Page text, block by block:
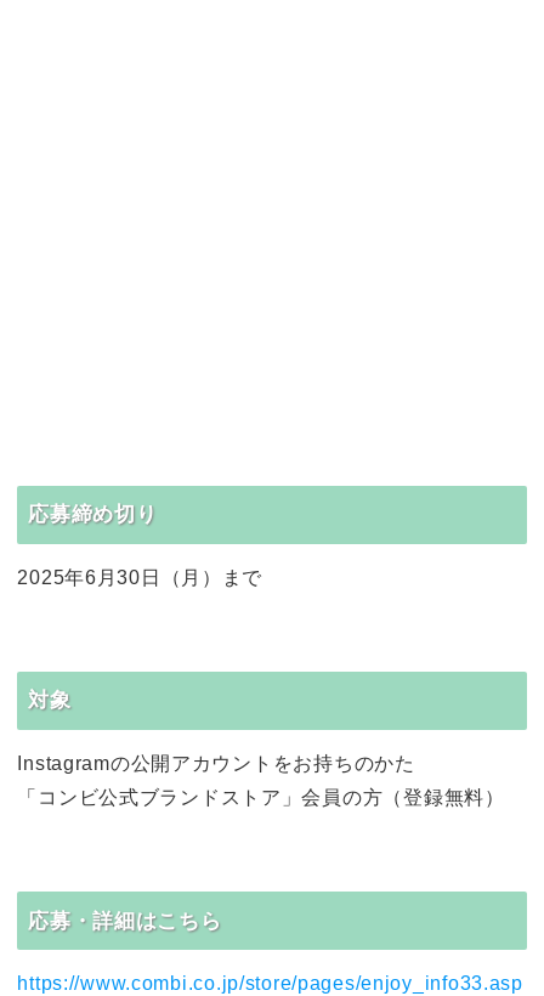
応募締め切り
2025年6月30日（月）まで
対象
Instagramの公開アカウントをお持ちのかた
「コンビ公式ブランドストア」会員の方（登録無料）
応募・詳細はこちら
https://www.combi.co.jp/store/pages/enjoy_info33.asp